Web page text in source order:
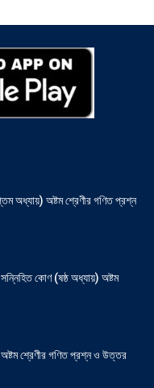
অধ্যায়) অষ্টম শ্রেণীর গণিত প্রশ্ন
কোণ (ষষ্ঠ অধ্যায়) অষ্টম
শ্রেণীর গণিত প্রশ্ন ও উত্তর